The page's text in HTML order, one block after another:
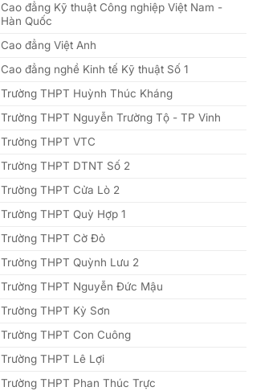
Cao đẳng Kỹ thuật Công nghiệp Việt Nam -
Hàn Quốc
Cao đẳng Việt Anh
Cao đẳng nghề Kinh tế Kỹ thuật Số 1
Trường THPT Huỳnh Thúc Kháng
Trường THPT Nguyễn Trường Tộ - TP Vinh
Trường THPT VTC
Trường THPT DTNT Số 2
Trường THPT Cửa Lò 2
Trường THPT Quỳ Hợp 1
Trường THPT Cờ Đỏ
Trường THPT Quỳnh Lưu 2
Trường THPT Nguyễn Đức Mậu
Trường THPT Kỳ Sơn
Trường THPT Con Cuông
Trường THPT Lê Lợi
Trường THPT Phan Thúc Trực